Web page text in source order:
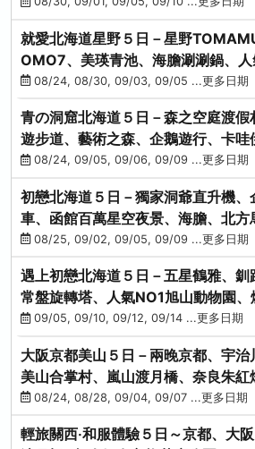
就愛北海道星野５日－星野
OMO7、美瑛青池、海膽涮涮鍋、
園、海鮮和牛螃蟹吃到飽
08/24, 08/30, 09/03, 09/05 ...更多日期
青の洞窟北海道５日－森之空庭渡
遊步道、藝術之森、企鵝遊行、卡哇
時代村、螃蟹吃到飽
08/24, 09/05, 09/06, 09/09 ...更多日期
初戀北海道５日－獨家洞爺直升機
車、函館百萬星空夜景、海膽、北方
蟹吃到飽
08/25, 09/02, 09/05, 09/09 ...更多日期
遇上初戀北海道５日－五星鶴雅、釧
常盤旋轉塔、人氣NO1旭山動物園、
蟹吃到飽
09/05, 09/10, 09/12, 09/14 ...更多日期
大阪京都美山５日－兩晚京都、宇治
美山合掌村、嵐山渡月橋、奈良朱紅
流水瀑布電扶梯
08/24, 08/28, 09/04, 09/07 ...更多日期
輕旅關西‧和服體驗５日～京都、大